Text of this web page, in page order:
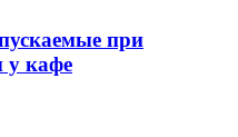
при
у кафе